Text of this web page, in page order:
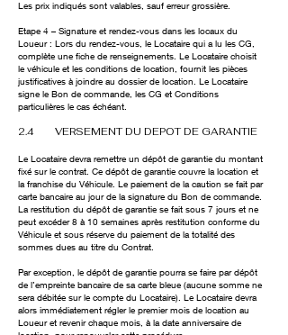
Les prix indiqués sont valables, sauf erreur grossière.
Etape 4 – Signature et rendez-vous dans les locaux du
Loueur : Lors du rendez-vous, le Locataire qui a lu les CG,
complète une fiche de renseignements. Le Locataire choisit
le véhicule et les conditions de location, fournit les pièces
justificatives à joindre au dossier de location. Le Locataire
signe le Bon de commande, les CG et Conditions
particulières le cas échéant.
2.4 VERSEMENT DU DEPOT DE GARANTIE
Le Locataire devra remettre un dépôt de garantie du montant
fixé sur le contrat . Ce dépôt de garantie couvre la location et
la franchise du Véhicule. Le paiement de la caution se fait par
carte bancaire au jour de la signature du Bon de commande.
La restitution du dépôt de garantie se fait sous 7 jours et ne
peut excéder 8 à 10 semaines après restitution conforme du
Véhicule et sous réserve du paiement de la totalité des
sommes dues au titre du Contrat.
Par exception, le dépôt de garantie pourra se faire par dépôt
de l’empreinte bancaire de sa carte bleue (aucune somme ne
sera débitée sur le compte du Locataire). Le Locataire devra
alors immédiatement régler le premier mois de location au
Loueur et revenir chaque mois, à la date anniversaire de